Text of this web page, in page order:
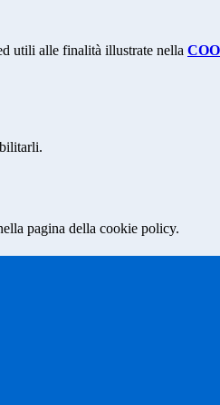
utili alle finalità illustrate nella
pagina della cookie policy.